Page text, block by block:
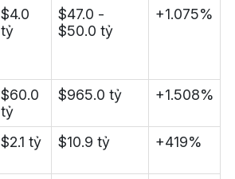
$4.0
tỷ
$47.0 -
$50.0 tỷ
+1.075%
$60.0
tỷ
$965.0 tỷ +1.508%
$2.1 tỷ $10.9 tỷ +419%